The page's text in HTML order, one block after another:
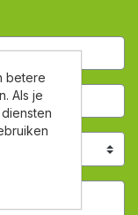
betere
Als je